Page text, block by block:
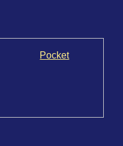
Pocket